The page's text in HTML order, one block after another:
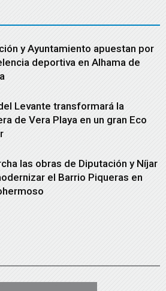
y Ayuntamiento apuestan por
deportiva en Alhama de
Levante transformará la
de Vera Playa en un gran Eco
las obras de Diputación y Níjar
el Barrio Piqueras en